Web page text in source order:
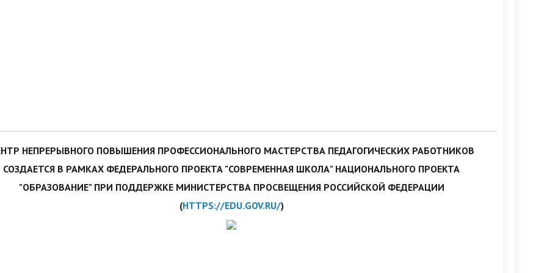
НЕПРЕРЫВНОГО ПОВЫШЕНИЯ ПРОФЕССИОНАЛЬНОГО МАСТЕРСТВА ПЕДАГОГИЧЕСКИХ РАБОТНИКОВ
СОЗДАЕТСЯ В РАМКАХ ФЕДЕРАЛЬНОГО ПРОЕКТА "СОВРЕМЕННАЯ ШКОЛА" НАЦИОНАЛЬНОГО ПРОЕКТА
"ОБРАЗОВАНИЕ" ПРИ ПОДДЕРЖКЕ МИНИСТЕРСТВА ПРОСВЕЩЕНИЯ РОССИЙСКОЙ ФЕДЕРАЦИИ
(HTTPS://EDU.GOV.RU/)